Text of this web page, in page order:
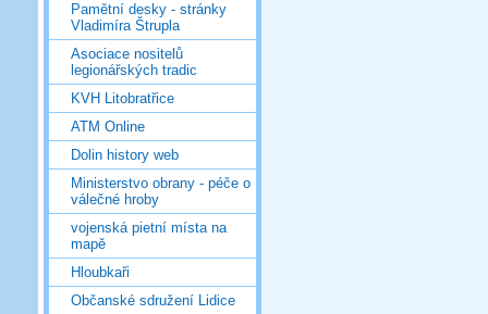
Pamětní desky - stránky
Vladimíra Štrupla
Asociace nositelů
legionářských tradic
KVH Litobratřice
ATM Online
Dolin history web
Ministerstvo obrany - péče o
válečné hroby
vojenská pietní místa na
mapě
Hloubkaři
Občanské sdružení Lidice